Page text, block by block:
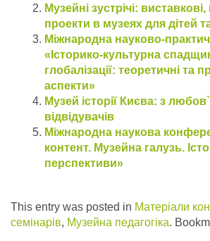
Музейні зустрічі:
проекти в музеях для дітей
Міжнародна науково-
«Історико-культурна
глобалізації: теоретичні та
аспекти»
Музей історії Києва: з
відвідувачів
Міжнародна наукова
контент. Музейна галузь.
перспективи»
This entry was posted in Матеріали
семінарів, Музейна педагогіка.